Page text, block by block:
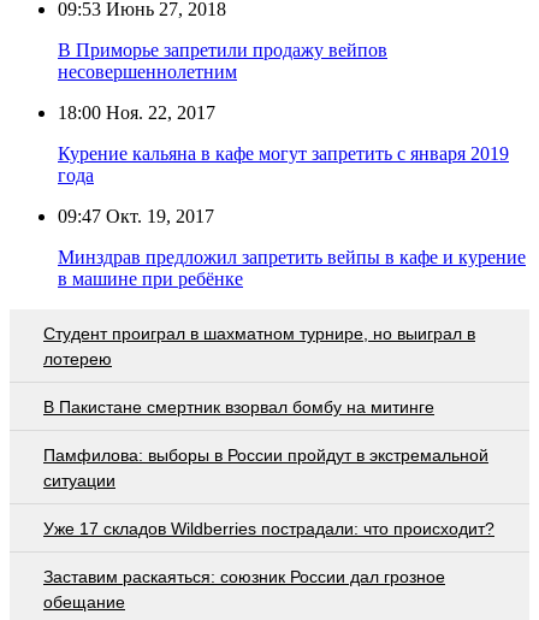
09:53 Июнь 27, 2018
В Приморье запретили продажу вейпов
несовершеннолетним
18:00 Ноя. 22, 2017
Курение кальяна в кафе могут запретить с января 2019
года
09:47 Окт. 19, 2017
Минздрав предложил запретить вейпы в кафе и курение
в машине при ребёнке
Студент проиграл в шахматном турнире, но выиграл в
лотерею
В Пакистане смертник взорвал бомбу на митинге
Памфилова: выборы в России пройдут в экстремальной
ситуации
Уже 17 складов Wildberries пострадали: что происходит?
Заставим раскаяться: союзник России дал грозное
обещание